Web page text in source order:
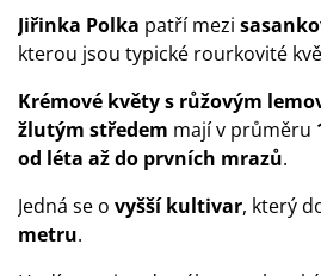
Jiřinka Polka patří mezi
kterou jsou typické rourkovité
Krémové květy s růžovým
žlutým středem mají v průměru
od léta až do prvních mrazů.
Jedná se o vyšší kultivar, který
metru.